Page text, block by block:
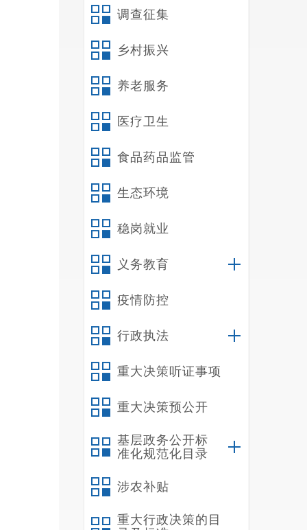
调查征集
乡村振兴
养老服务
医疗卫生
食品药品监管
生态环境
稳岗就业
义务教育
疫情防控
行政执法
重大决策听证事项
重大决策预公开
基层政务公开标
准化规范化目录
涉农补贴
重大行政决策的目